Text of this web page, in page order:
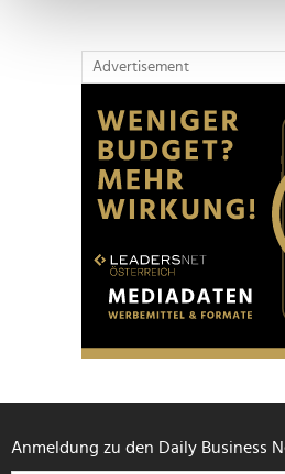
verarbeitet werden, und legen
Abschnitt Einzelheiten
Wir verwenden Cookies, um
personalisieren, Funktionen für
zu können und die Zugriffe auf
analysieren. Außerdem geben
Verwendung unserer Website an
soziale Medien, Werbung und
Partner führen diese
weiteren Daten zusammen, die
Advertisement
Anmeldung zu den Daily Business